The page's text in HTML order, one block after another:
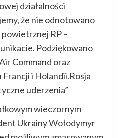
działalności
że nie odnotowano
RP –
Podziękowano
Command oraz
i Holandii.Rosja
uderzenia”
wieczornym
Ukrainy Wołodymyr